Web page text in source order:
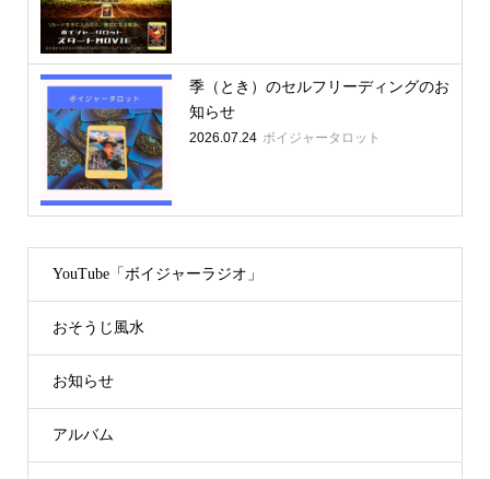
季（とき）のセルフリーディングのお
知らせ
2026.07.24 ボイジャータロット
YouTube「ボイジャーラジオ」
おそうじ風水
お知らせ
アルバム